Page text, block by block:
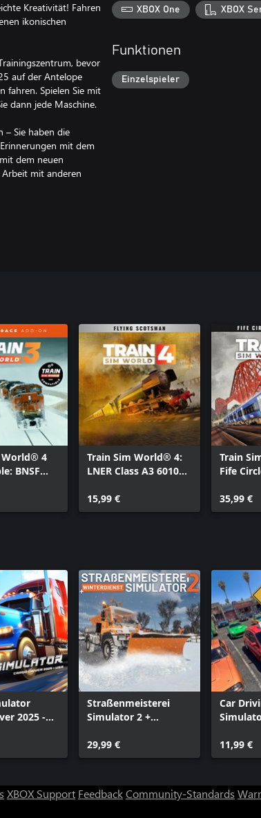
Kreativität! Fahren
ikonischen
bevor
auf der Antelope
fahren. Spielen Sie mit
dann jede Maschine.
– Sie haben die
mit dem
dem neuen
Arbeit mit anderen
XBOX One XBOX
Funktionen
Einzelspieler
World® 4
BNSF
Train Sim World® 4:
LNER Class A3 60103
Steam Loco Add-On
15,99 €
Train
Fife
via
35,99 €
2025 -
Straßenmeisterei
Simulator 2 +
29,99 €
Car
11,99 €
XBOX Support FeedbackCommunity-Standards